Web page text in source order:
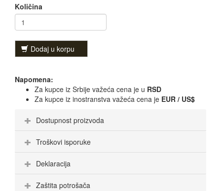
Količina
Dodaj u korpu
Napomena:
Za kupce iz Srbije važeća cena je u RSD
Za kupce iz inostranstva važeća cena je EUR / US$
Dostupnost proizvoda
Troškovi isporuke
Deklaracija
Zaštita potrošača